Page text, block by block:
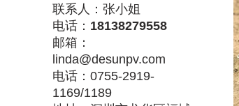
联系人：张小姐
电话： 18138279558
邮箱：
linda@desunpv.com
电话：0755-2919-
1169/1189